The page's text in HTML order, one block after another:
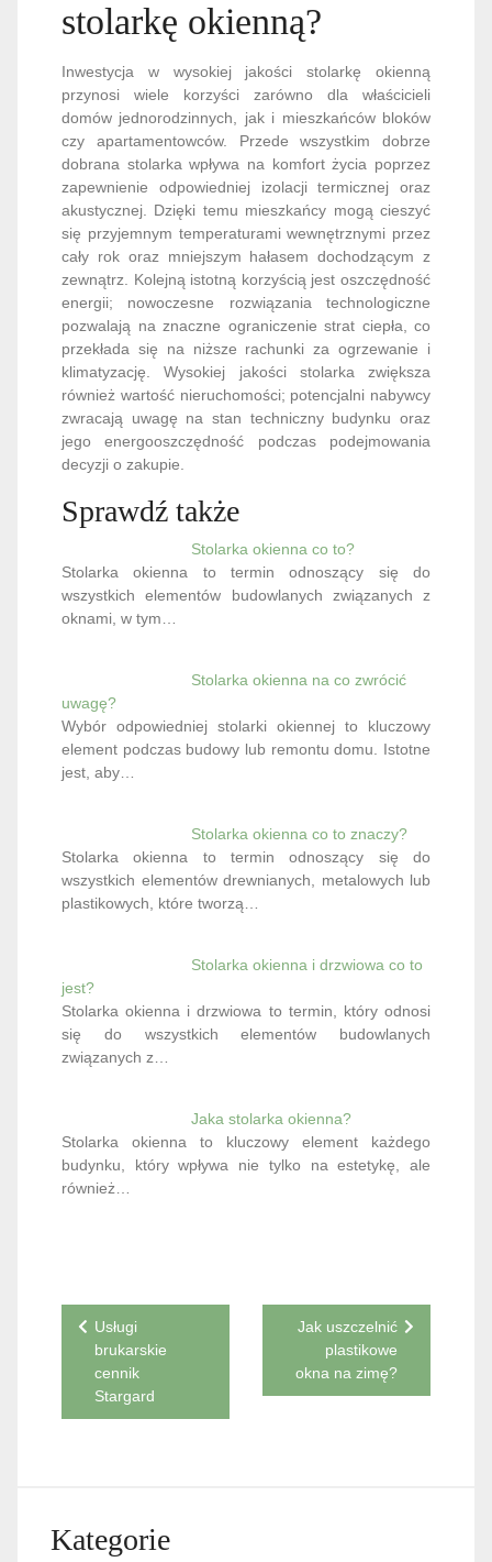
stolarkę okienną?
Inwestycja w wysokiej jakości stolarkę okienną
przynosi wiele korzyści zarówno dla właścicieli
domów jednorodzinnych, jak i mieszkańców bloków
czy apartamentowców. Przede wszystkim dobrze
dobrana stolarka wpływa na komfort życia poprzez
zapewnienie odpowiedniej izolacji termicznej oraz
akustycznej. Dzięki temu mieszkańcy mogą cieszyć
się przyjemnym temperaturami wewnętrznymi przez
cały rok oraz mniejszym hałasem dochodzącym z
zewnątrz. Kolejną istotną korzyścią jest oszczędność
energii; nowoczesne rozwiązania technologiczne
pozwalają na znaczne ograniczenie strat ciepła, co
przekłada się na niższe rachunki za ogrzewanie i
klimatyzację. Wysokiej jakości stolarka zwiększa
również wartość nieruchomości; potencjalni nabywcy
zwracają uwagę na stan techniczny budynku oraz
jego energooszczędność podczas podejmowania
decyzji o zakupie.
Sprawdź także
Stolarka okienna co to?
Stolarka okienna to termin odnoszący się do
wszystkich elementów budowlanych związanych z
oknami, w tym…
Stolarka okienna na co zwrócić
uwagę?
Wybór odpowiedniej stolarki okiennej to kluczowy
element podczas budowy lub remontu domu. Istotne
jest, aby…
Stolarka okienna co to znaczy?
Stolarka okienna to termin odnoszący się do
wszystkich elementów drewnianych, metalowych lub
plastikowych, które tworzą…
Stolarka okienna i drzwiowa co to
jest?
Stolarka okienna i drzwiowa to termin, który odnosi
się do wszystkich elementów budowlanych
związanych z…
Jaka stolarka okienna?
Stolarka okienna to kluczowy element każdego
budynku, który wpływa nie tylko na estetykę, ale
również…
Nawigacja
wpisu
Usługi
brukarskie
cennik
Stargard
Jak uszczelnić
plastikowe
okna na zimę?
Kategorie